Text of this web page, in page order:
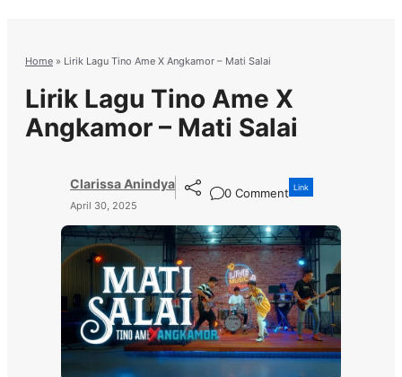
Home » Lirik Lagu Tino Ame X Angkamor – Mati Salai
Lirik Lagu Tino Ame X
Angkamor – Mati Salai
Clarissa Anindya
April 30, 2025
0 Comment Link